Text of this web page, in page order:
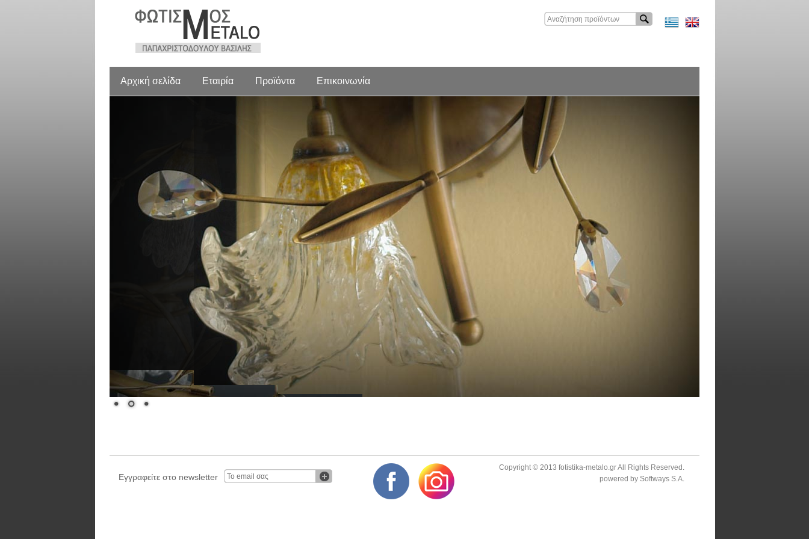
Αρχική σελίδα Εταιρία Προϊόντα Επικοινωνία
Εγγραφείτε στο newsletter
Copyright © 2013 fotistika-metalo.gr All Rights Reserved.
powered by Softways S.A.